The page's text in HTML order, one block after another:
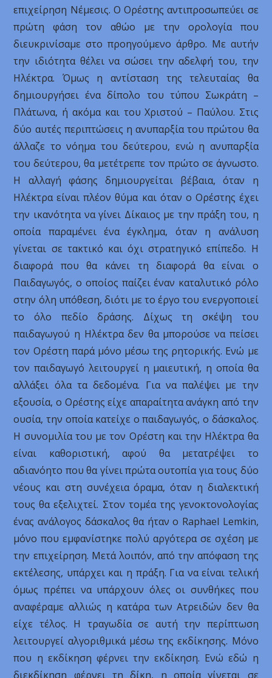
επιχείρηση Νέμεσις. Ο Ορέστης αντιπροσωπεύει σε
πρώτη φάση τον αθώο με την ορολογία που
διευκρινίσαμε στο προηγούμενο άρθρο. Με αυτήν
την ιδιότητα θέλει να σώσει την αδελφή του, την
Ηλέκτρα. Όμως η αντίσταση της τελευταίας θα
δημιουργήσει ένα δίπολο του τύπου Σωκράτη –
Πλάτωνα, ή ακόμα και του Χριστού – Παύλου. Στις
δύο αυτές περιπτώσεις η ανυπαρξία του πρώτου θα
άλλαζε το νόημα του δεύτερου, ενώ η ανυπαρξία
του δεύτερου, θα μετέτρεπε τον πρώτο σε άγνωστο.
Η αλλαγή φάσης δημιουργείται βέβαια, όταν η
Ηλέκτρα είναι πλέον θύμα και όταν ο Ορέστης έχει
την ικανότητα να γίνει Δίκαιος με την πράξη του, η
οποία παραμένει ένα έγκλημα, όταν η ανάλυση
γίνεται σε τακτικό και όχι στρατηγικό επίπεδο. Η
διαφορά που θα κάνει τη διαφορά θα είναι ο
Παιδαγωγός, ο οποίος παίζει έναν καταλυτικό ρόλο
στην όλη υπόθεση, διότι με το έργο του ενεργοποιεί
το όλο πεδίο δράσης. Δίχως τη σκέψη του
παιδαγωγού η Ηλέκτρα δεν θα μπορούσε να πείσει
τον Ορέστη παρά μόνο μέσω της ρητορικής. Ενώ με
τον παιδαγωγό λειτουργεί η μαιευτική, η οποία θα
αλλάξει όλα τα δεδομένα. Για να παλέψει με την
εξουσία, ο Ορέστης είχε απαραίτητα ανάγκη από την
ουσία, την οποία κατείχε ο παιδαγωγός, ο δάσκαλος.
Η συνομιλία του με τον Ορέστη και την Ηλέκτρα θα
είναι καθοριστική, αφού θα μετατρέψει το
αδιανόητο που θα γίνει πρώτα ουτοπία για τους δύο
νέους και στη συνέχεια όραμα, όταν η διαλεκτική
τους θα εξελιχτεί. Στον τομέα της γενοκτονολογίας
ένας ανάλογος δάσκαλος θα ήταν o Raphael Lemkin,
μόνο που εμφανίστηκε πολύ αργότερα σε σχέση με
την επιχείρηση. Μετά λοιπόν, από την απόφαση της
εκτέλεσης, υπάρχει και η πράξη. Για να είναι τελική
όμως πρέπει να υπάρχουν όλες οι συνθήκες που
αναφέραμε αλλιώς η κατάρα των Ατρειδών δεν θα
είχε τέλος. Η τραγωδία σε αυτή την περίπτωση
λειτουργεί αλγοριθμικά μέσω της εκδίκησης. Μόνο
που η εκδίκηση φέρνει την εκδίκηση. Ενώ εδώ η
διεκδίκηση φέρνει τη δίκη, η οποία γίνεται σε